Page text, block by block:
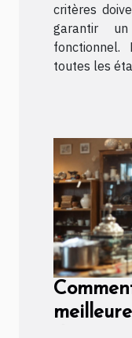
critères
garantir
fonctionnel.
toutes les